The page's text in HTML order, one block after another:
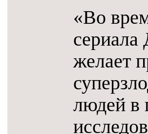
«Во
сериала
желает
людей в